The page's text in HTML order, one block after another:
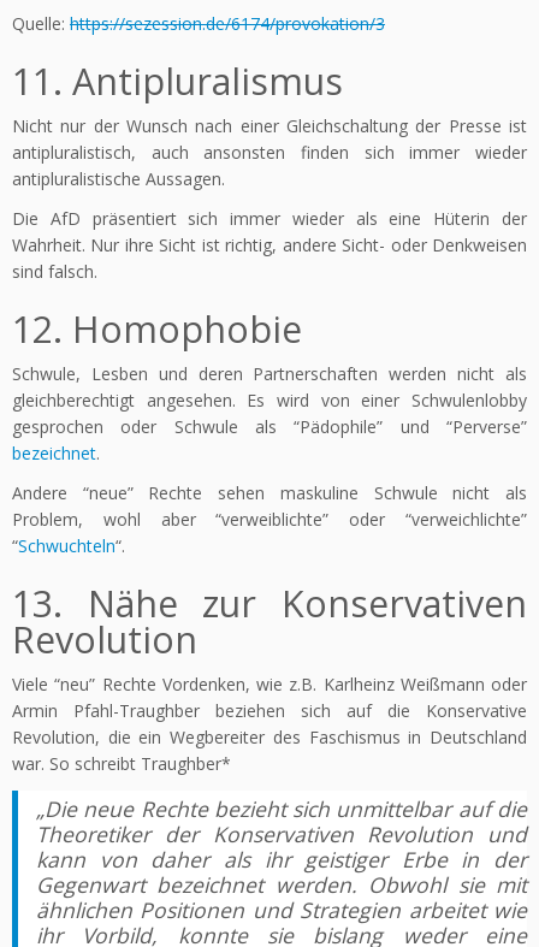
Quelle: https://sezession.de/6174/provokation/3
11. Antipluralismus
Nicht nur der Wunsch nach einer Gleichschaltung der Presse ist
antipluralistisch, auch ansonsten finden sich immer wieder
antipluralistische Aussagen.
Die AfD präsentiert sich immer wieder als eine Hüterin der
Wahrheit. Nur ihre Sicht ist richtig, andere Sicht- oder Denkweisen
sind falsch.
12. Homophobie
Schwule, Lesben und deren Partnerschaften werden nicht als
gleichberechtigt angesehen. Es wird von einer Schwulenlobby
gesprochen oder Schwule als “Pädophile” und “Perverse”
bezeichnet.
Andere “neue” Rechte sehen maskuline Schwule nicht als
Problem, wohl aber “verweiblichte” oder “verweichlichte”
“Schwuchteln“.
13. Nähe zur Konservativen
Revolution
Viele “neu” Rechte Vordenken, wie z.B. Karlheinz Weißmann oder
Armin Pfahl-Traughber beziehen sich auf die Konservative
Revolution, die ein Wegbereiter des Faschismus in Deutschland
war. So schreibt Traughber*
„Die neue Rechte bezieht sich unmittelbar auf die
Theoretiker der Konservativen Revolution und
kann von daher als ihr geistiger Erbe in der
Gegenwart bezeichnet werden. Obwohl sie mit
ähnlichen Positionen und Strategien arbeitet wie
ihr Vorbild, konnte sie bislang weder eine